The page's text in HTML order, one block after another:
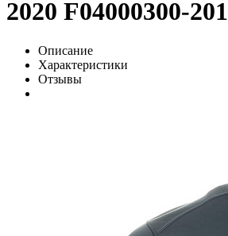
2020 F04000300-201
Описание
Характеристики
Отзывы